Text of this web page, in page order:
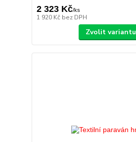
2 323 Kč/ks
1 920 Kč bez DPH
Zvolit variantu